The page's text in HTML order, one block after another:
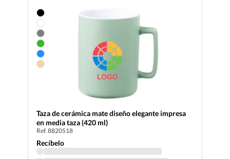
Taza de cerámica mate diseño elegante impresa
en media taza (420 ml)
Ref. 8820518
Recíbelo